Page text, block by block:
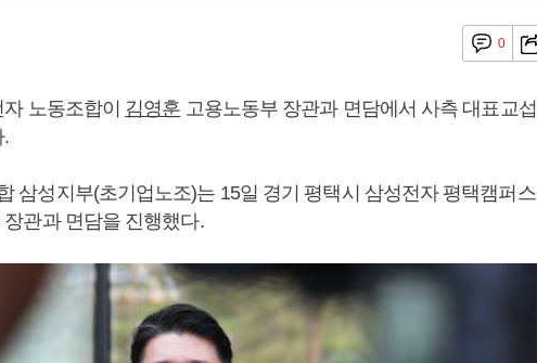
0
노동조합이 김영훈 고용노동부 장관과 면담에서 사측 대표교섭
.
삼성지부(초기업노조)는 15일 경기 평택시 삼성전자 평택캠퍼스
관과 면담을 진행했다.